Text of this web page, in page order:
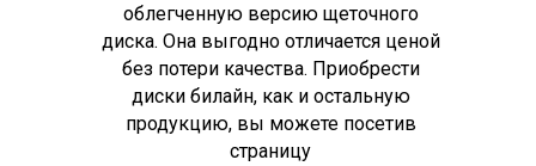
облегченную версию щеточного
диска. Она выгодно отличается ценой
без потери качества. Приобрести
диски билайн, как и остальную
продукцию, вы можете посетив
страницу